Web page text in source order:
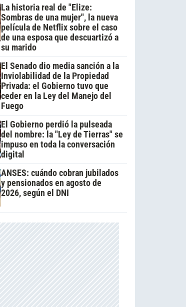
La historia real de "Elize:
Sombras de una mujer", la nueva
película de Netflix sobre el caso
de una esposa que descuartizó a
su marido
El Senado dio media sanción a la
Inviolabilidad de la Propiedad
Privada: el Gobierno tuvo que
ceder en la Ley del Manejo del
Fuego
El Gobierno perdió la pulseada
del nombre: la "Ley de Tierras" se
impuso en toda la conversación
digital
ANSES: cuándo cobran jubilados
y pensionados en agosto de
2026, según el DNI